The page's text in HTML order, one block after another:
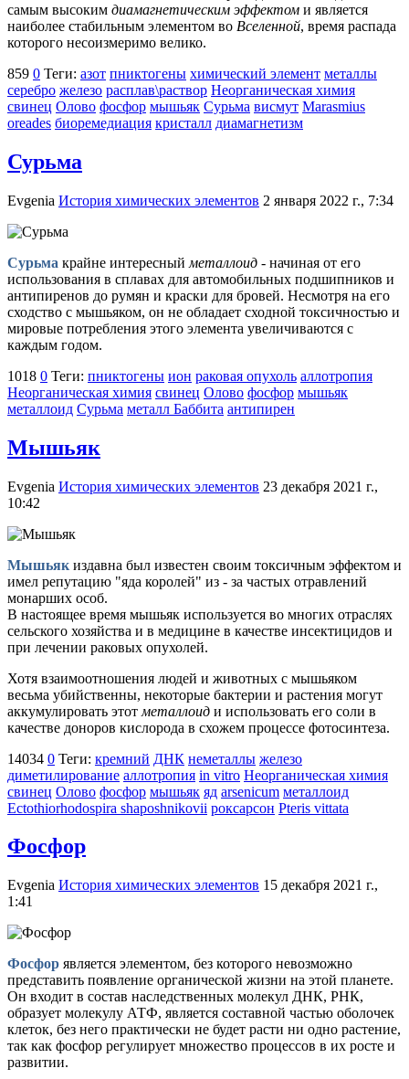
самым высоким диамагнетическим эффектом и является
наиболее стабильным элементом во Вселенной, время распада
которого несоизмеримо велико.
859 0 Теги: азот пниктогены химический элемент металлы
серебро железо расплав\раствор Неорганическая химия
свинец Олово фосфор мышьяк Сурьма висмут Marasmius
oreades биоремедиация кристалл диамагнетизм
Сурьма
Evgenia История химических элементов 2 января 2022 г., 7:34
Сурьма крайне интересный металлоид - начиная от его
использования в сплавах для автомобильных подшипников и
антипиренов до румян и краски для бровей. Несмотря на его
сходство с мышьяком, он не обладает сходной токсичностью и
мировые потребления этого элемента увеличиваются с
каждым годом.
1018 0 Теги: пниктогены ион раковая опухоль аллотропия
Неорганическая химия свинец Олово фосфор мышьяк
металлоид Сурьма металл Баббита антипирен
Мышьяк
Evgenia История химических элементов 23 декабря 2021 г.,
10:42
Мышьяк издавна был известен своим токсичным эффектом и
имел репутацию "яда королей" из - за частых отравлений
монарших особ.
В настоящее время мышьяк используется во многих отраслях
сельского хозяйства и в медицине в качестве инсектицидов и
при лечении раковых опухолей.
Хотя взаимоотношения людей и животных с мышьяком
весьма убийственны, некоторые бактерии и растения могут
аккумулировать этот металлоид и использовать его соли в
качестве доноров кислорода в схожем процессе фотосинтеза.
14034 0 Теги: кремний ДНК неметаллы железо
диметилирование аллотропия in vitro Неорганическая химия
свинец Олово фосфор мышьяк яд arsenicum металлоид
Ectothiorhodospira shaposhnikovii роксарсон Pteris vittata
Фосфор
Evgenia История химических элементов 15 декабря 2021 г.,
1:41
Фосфор является элементом, без которого невозможно
представить появление органической жизни на этой планете.
Он входит в состав наследственных молекул ДНК, РНК,
образует молекулу АТФ, является составной частью оболочек
клеток, без него практически не будет расти ни одно растение,
так как фосфор регулирует множество процессов в их росте и
развитии.